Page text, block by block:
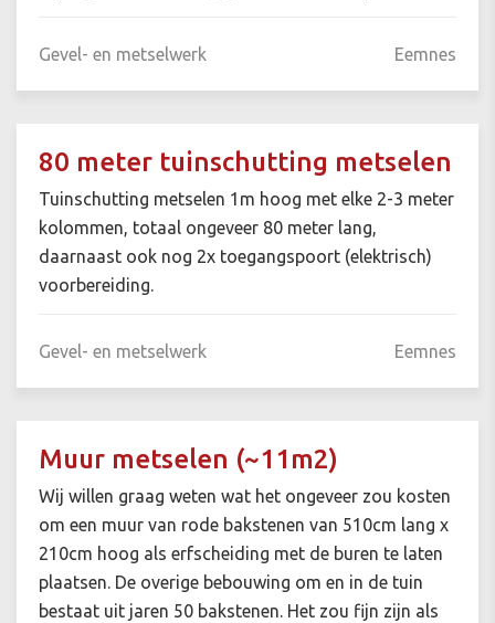
Gevel- en metselwerk Eemnes
80 meter tuinschutting metselen
Tuinschutting metselen 1m hoog met elke 2-3 meter
kolommen, totaal ongeveer 80 meter lang,
daarnaast ook nog 2x toegangspoort (elektrisch)
voorbereiding.
Gevel- en metselwerk Eemnes
Muur metselen (~11m2)
Wij willen graag weten wat het ongeveer zou kosten
om een muur van rode bakstenen van 510cm lang x
210cm hoog als erfscheiding met de buren te laten
plaatsen. De overige bebouwing om en in de tuin
bestaat uit jaren 50 bakstenen. Het zou fijn zijn als